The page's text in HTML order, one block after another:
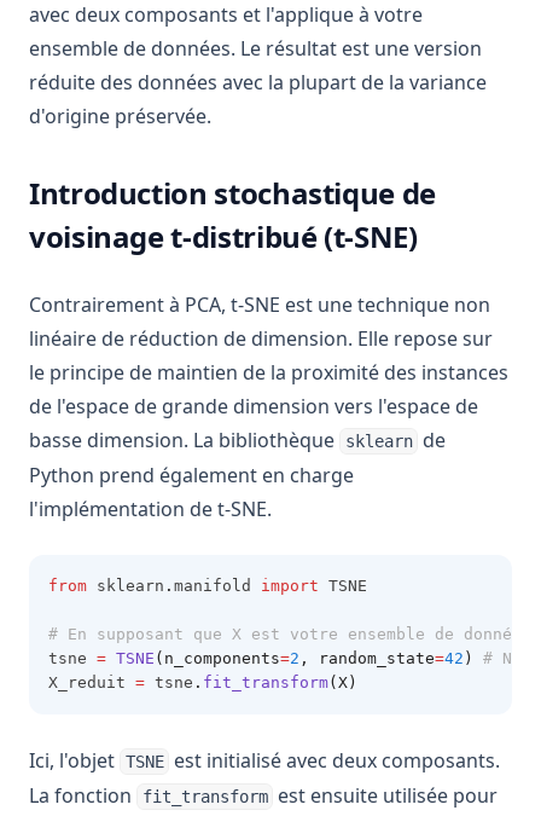
avec deux composants et l'applique à votre
ensemble de données. Le résultat est une version
réduite des données avec la plupart de la variance
d'origine préservée.
Introduction stochastique de
voisinage t-distribué (t-SNE)
Contrairement à PCA, t-SNE est une technique non
linéaire de réduction de dimension. Elle repose sur
le principe de maintien de la proximité des instances
de l'espace de grande dimension vers l'espace de
basse dimension. La bibliothèque
sklearn de
Python prend également en charge
l'implémentation de t-SNE.
from sklearn . manifold import TSNE
# En supposant que X est votre ensemble de données
tsne = TSNE (n_components=2 , random_state=42 )
#
X_reduit = tsne . fit_transform(X)
Ici, l'objet TSNE est initialisé avec deux composants.
La fonction
fit_transform est ensuite utilisée pour